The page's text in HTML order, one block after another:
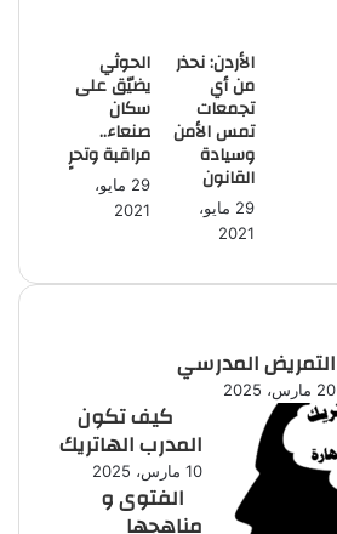
الأردن: نحذر
من أي
تجمعات
تمس الأمن
وسيادة
القانون
29 مايو،
2021
الحوثي
يضيّق على
سكان
صنعاء..
مراقبة وتحرٍ
29 مايو،
2021
التمريض المدرسي
20 مارس، 2025
كيف تكون
المدرب الهاتريك
10 مارس، 2025
الفتوى و
مناهجها